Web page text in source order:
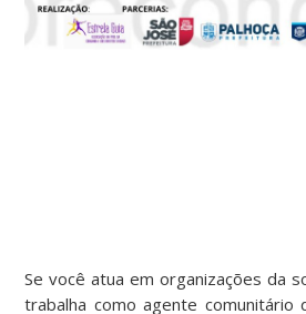
Se você atua em organizações da
trabalha como agente comunitário